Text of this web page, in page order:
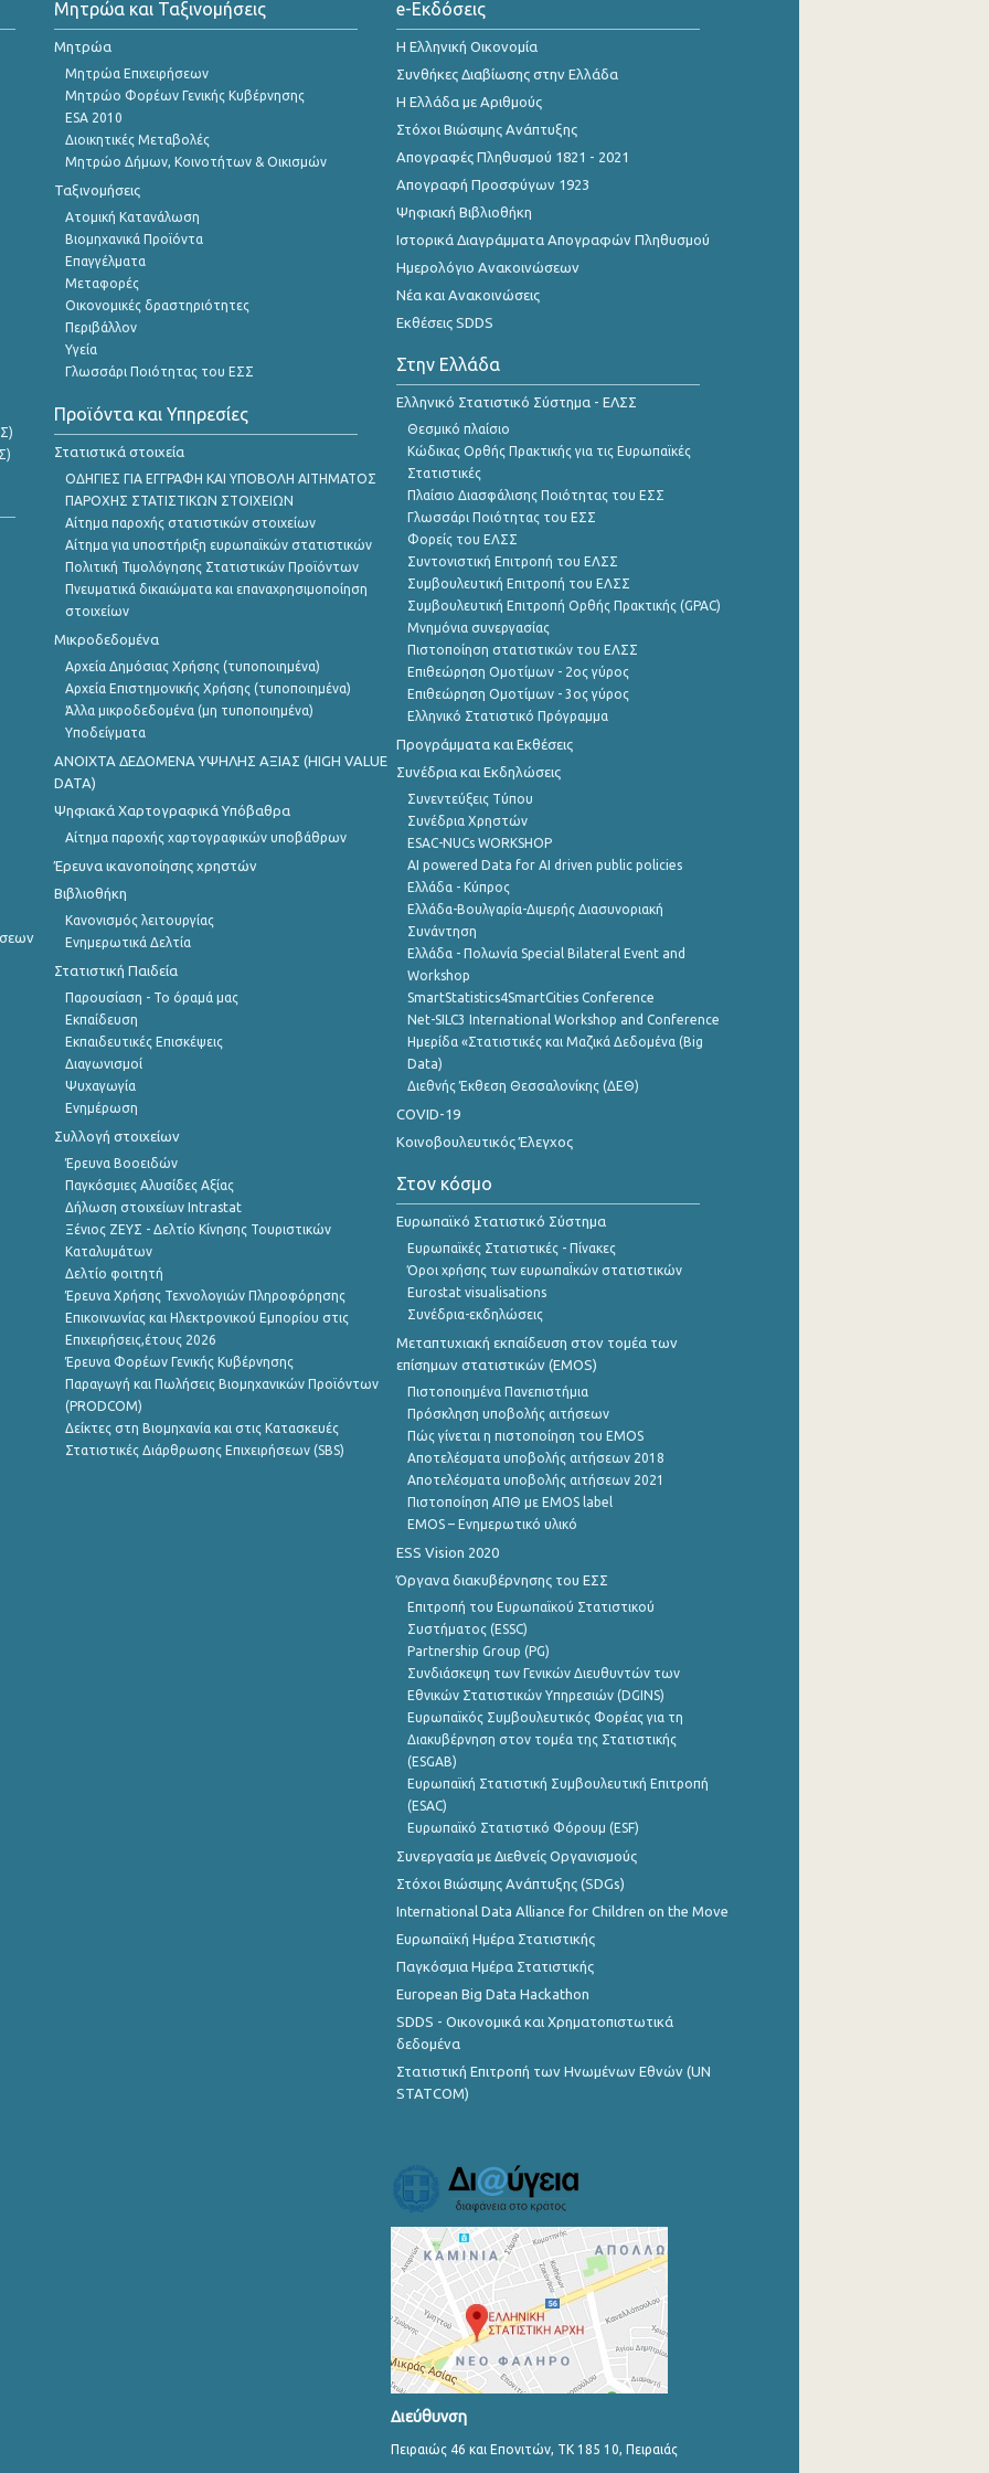
Μητρώα και Ταξινομήσεις
Μητρώα
Μητρώα Επιχειρήσεων
Μητρώο Φορέων Γενικής Κυβέρνησης
ESA 2010
Διοικητικές Μεταβολές
Μητρώο Δήμων, Κοινοτήτων & Οικισμών
Ταξινομήσεις
Ατομική Κατανάλωση
Βιομηχανικά Προϊόντα
Επαγγέλματα
Μεταφορές
Οικονομικές δραστηριότητες
Περιβάλλον
Υγεία
Γλωσσάρι Ποιότητας του ΕΣΣ
Προϊόντα και Υπηρεσίες
Στατιστικά στοιχεία
ΟΔΗΓΙΕΣ ΓΙΑ ΕΓΓΡΑΦΗ ΚΑΙ ΥΠΟΒΟΛΗ ΑΙΤΗΜΑΤΟΣ
ΠΑΡΟΧΗΣ ΣΤΑΤΙΣΤΙΚΩΝ ΣΤΟΙΧΕΙΩΝ
Αίτημα παροχής στατιστικών στοιχείων
Αίτημα για υποστήριξη ευρωπαϊκών στατιστικών
Πολιτική Τιμολόγησης Στατιστικών Προϊόντων
Πνευματικά δικαιώματα και επαναχρησιμοποίηση
στοιχείων
Μικροδεδομένα
Αρχεία Δημόσιας Χρήσης (τυποποιημένα)
Αρχεία Επιστημονικής Χρήσης (τυποποιημένα)
Άλλα μικροδεδομένα (μη τυποποιημένα)
Υποδείγματα
ANOIXTA ΔΕΔΟΜΕΝΑ ΥΨΗΛΗΣ ΑΞΙΑΣ (HIGH VALUE
DATA)
Ψηφιακά Χαρτογραφικά Υπόβαθρα
Αίτημα παροχής χαρτογραφικών υποβάθρων
Έρευνα ικανοποίησης χρηστών
Βιβλιοθήκη
Κανονισμός λειτουργίας
Ενημερωτικά Δελτία
Στατιστική Παιδεία
Παρουσίαση - Το όραμά μας
Εκπαίδευση
Εκπαιδευτικές Επισκέψεις
Διαγωνισμοί
Ψυχαγωγία
Ενημέρωση
Συλλογή στοιχείων
Έρευνα Βοοειδών
Παγκόσμιες Αλυσίδες Αξίας
Δήλωση στοιχείων Intrastat
Ξένιος ΖΕΥΣ - Δελτίο Κίνησης Τουριστικών
Καταλυμάτων
Δελτίο φοιτητή
Έρευνα Χρήσης Τεχνολογιών Πληροφόρησης
Επικοινωνίας και Ηλεκτρονικού Εμπορίου στις
Επιχειρήσεις,έτους 2026
Έρευνα Φορέων Γενικής Κυβέρνησης
Παραγωγή και Πωλήσεις Βιομηχανικών Προϊόντων
(PRODCOM)
Δείκτες στη Βιομηχανία και στις Κατασκευές
Στατιστικές Διάρθρωσης Επιχειρήσεων (SBS)
e-Εκδόσεις
Η Ελληνική Οικονομία
Συνθήκες Διαβίωσης στην Ελλάδα
Η Ελλάδα με Αριθμούς
Στόχοι Βιώσιμης Ανάπτυξης
Απογραφές Πληθυσμού 1821 - 2021
Απογραφή Προσφύγων 1923
Ψηφιακή Βιβλιοθήκη
Ιστορικά Διαγράμματα Απογραφών Πληθυσμού
Ημερολόγιο Ανακοινώσεων
Νέα και Ανακοινώσεις
Εκθέσεις SDDS
Στην Ελλάδα
Ελληνικό Στατιστικό Σύστημα - ΕΛΣΣ
Θεσμικό πλαίσιο
Κώδικας Ορθής Πρακτικής για τις Ευρωπαϊκές
Στατιστικές
Πλαίσιο Διασφάλισης Ποιότητας του ΕΣΣ
Γλωσσάρι Ποιότητας του ΕΣΣ
Φορείς του ΕΛΣΣ
Συντονιστική Επιτροπή του ΕΛΣΣ
Συμβουλευτική Επιτροπή του ΕΛΣΣ
Συμβουλευτική Επιτροπή Ορθής Πρακτικής (GPAC)
Μνημόνια συνεργασίας
Πιστοποίηση στατιστικών του ΕΛΣΣ
Επιθεώρηση Ομοτίμων - 2ος γύρος
Επιθεώρηση Ομοτίμων - 3ος γύρος
Ελληνικό Στατιστικό Πρόγραμμα
Προγράμματα και Εκθέσεις
Συνέδρια και Εκδηλώσεις
Συνεντεύξεις Τύπου
Συνέδρια Χρηστών
ESAC-NUCs WORKSHOP
AI powered Data for AI driven public policies
Ελλάδα - Κύπρος
Ελλάδα-Βουλγαρία-Διμερής Διασυνοριακή
Συνάντηση
Ελλάδα - Πολωνία Special Bilateral Event and
Workshop
SmartStatistics4SmartCities Conference
Net-SILC3 International Workshop and Conference
Ημερίδα «Στατιστικές και Μαζικά Δεδομένα (Big
Data)
Διεθνής Έκθεση Θεσσαλονίκης (ΔΕΘ)
COVID-19
Κοινοβουλευτικός Έλεγχος
Στον κόσμο
Ευρωπαϊκό Στατιστικό Σύστημα
Ευρωπαϊκές Στατιστικές - Πίνακες
Όροι χρήσης των ευρωπαΪκών στατιστικών
Eurostat visualisations
Συνέδρια-εκδηλώσεις
Μεταπτυχιακή εκπαίδευση στον τομέα των
επίσημων στατιστικών (EMOS)
Πιστοποιημένα Πανεπιστήμια
Πρόσκληση υποβολής αιτήσεων
Πώς γίνεται η πιστοποίηση του EMOS
Αποτελέσματα υποβολής αιτήσεων 2018
Αποτελέσματα υποβολής αιτήσεων 2021
Πιστοποίηση ΑΠΘ με EMOS label
EMOS – Ενημερωτικό υλικό
ESS Vision 2020
Όργανα διακυβέρνησης του ΕΣΣ
Επιτροπή του Ευρωπαϊκού Στατιστικού
Συστήματος (ESSC)
Partnership Group (PG)
Συνδιάσκεψη των Γενικών Διευθυντών των
Εθνικών Στατιστικών Υπηρεσιών (DGINS)
Ευρωπαϊκός Συμβουλευτικός Φορέας για τη
Διακυβέρνηση στον τομέα της Στατιστικής
(ESGAB)
Ευρωπαϊκή Στατιστική Συμβουλευτική Επιτροπή
(ESAC)
Ευρωπαϊκό Στατιστικό Φόρουμ (ESF)
Συνεργασία με Διεθνείς Οργανισμούς
Στόχοι Βιώσιμης Ανάπτυξης (SDGs)
International Data Alliance for Children on the Move
Ευρωπαϊκή Ημέρα Στατιστικής
Παγκόσμια Ημέρα Στατιστικής
European Big Data Hackathon
SDDS - Οικονομικά και Χρηματοπιστωτικά
δεδομένα
Στατιστική Επιτροπή των Ηνωμένων Εθνών (UN
STATCOM)
Διεύθυνση
Πειραιώς 46 και Επονιτών, ΤΚ 185 10, Πειραιάς